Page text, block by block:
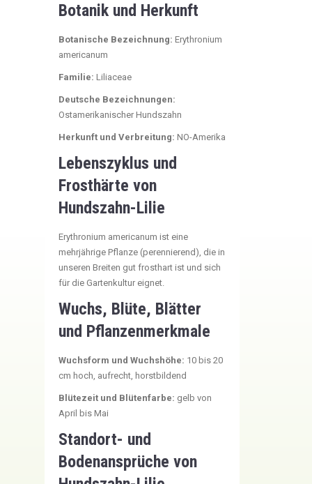
Botanik und Herkunft
Botanische Bezeichnung: Erythronium
americanum
Familie: Liliaceae
Deutsche Bezeichnungen:
Ostamerikanischer Hundszahn
Herkunft und Verbreitung: NO-Amerika
Lebenszyklus und
Frosthärte von
Hundszahn-Lilie
Erythronium americanum ist eine
mehrjährige Pflanze (perennierend), die in
unseren Breiten gut frosthart ist und sich
für die Gartenkultur eignet.
Wuchs, Blüte, Blätter
und Pflanzenmerkmale
Wuchsform und Wuchshöhe: 10 bis 20
cm hoch, aufrecht, horstbildend
Blütezeit und Blütenfarbe: gelb von
April bis Mai
Standort- und
Bodenansprüche von